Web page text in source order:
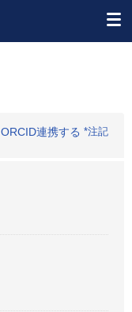
ORCID連携する *注記